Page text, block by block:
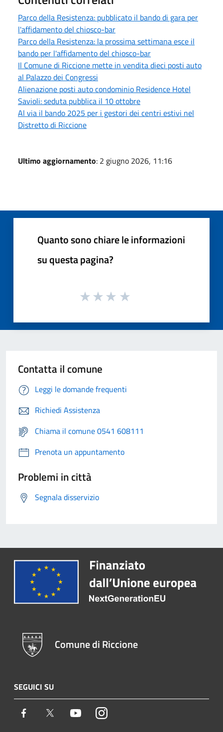
Parco della Resistenza: pubblicato il bando di gara per
l'affidamento del chiosco-bar
Parco della Resistenza: la prossima settimana esce il
bando per l'affidamento del chiosco-bar
Il Comune di Riccione mette in vendita dieci posti auto
al Palazzo dei Congressi
Alienazione posti auto condominio Residence Hotel
Savioli: seduta pubblica il 10 ottobre
Al via il bando 2025 per i gestori dei centri estivi nel
Distretto di Riccione
Ultimo aggiornamento: 2 giugno 2026, 11:16
Quanto sono chiare le informazioni
su questa pagina?
Contatta il comune
Leggi le domande frequenti
Richiedi Assistenza
Chiama il comune 0541 608111
Prenota un appuntamento
Problemi in città
Segnala disservizio
Comune di Riccione
SEGUICI SU
Facebook Twitter YoutubeInstagram